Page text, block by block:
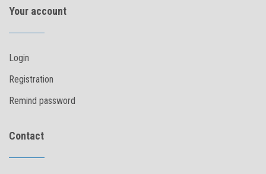
Your account
Login
Registration
Remind password
Contact